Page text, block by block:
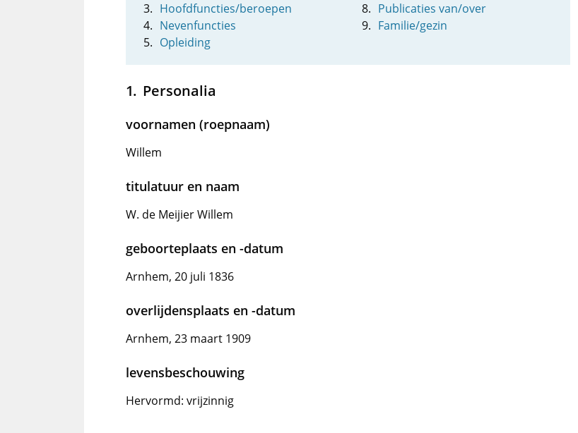
Hoofdfuncties/beroepen
Nevenfuncties
Opleiding
Publicaties van/over
Familie/gezin
Personalia
voornamen (roepnaam)
Willem
titulatuur en naam
W. de Meijier Willem
geboorteplaats en -datum
Arnhem, 20 juli 1836
overlijdensplaats en -datum
Arnhem, 23 maart 1909
levensbeschouwing
Hervormd: vrijzinnig